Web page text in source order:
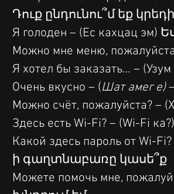
Դուք ընդունու՞մ եք
Я голоден – (Ес кахцац эм)
Можно мне меню,
Я хотел бы заказать… –
Очень вкусно – (Шат амег е)
Можно счёт, пожалуйста? –
Здесь есть Wi-Fi? – (Wi-Fi
Какой здесь пароль от Wi-
ի գաղտնաբառը կասե՞ք
Можете помочь мне,